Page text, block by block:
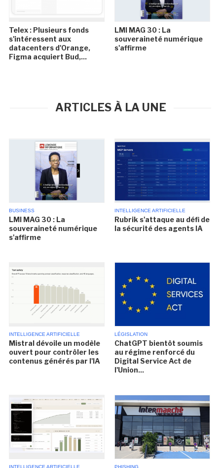
Telex : Plusieurs fonds
s'intéressent aux
datacenters d'Orange,
Figma acquiert Bud,...
LMI MAG 30 : La
souveraineté numérique
s'affirme
ARTICLES À LA UNE
BUSINESS
LMI MAG 30 : La
souveraineté numérique
s'affirme
INTELLIGENCE ARTIFICIELLE
Rubrik s'attaque au défi de
la sécurité des agents IA
INTELLIGENCE ARTIFICIELLE
Mistral dévoile un modèle
ouvert pour contrôler les
contenus générés par l'IA
LÉGISLATION
ChatGPT bientôt soumis
au régime renforcé du
Digital Service Act de
l'Union...